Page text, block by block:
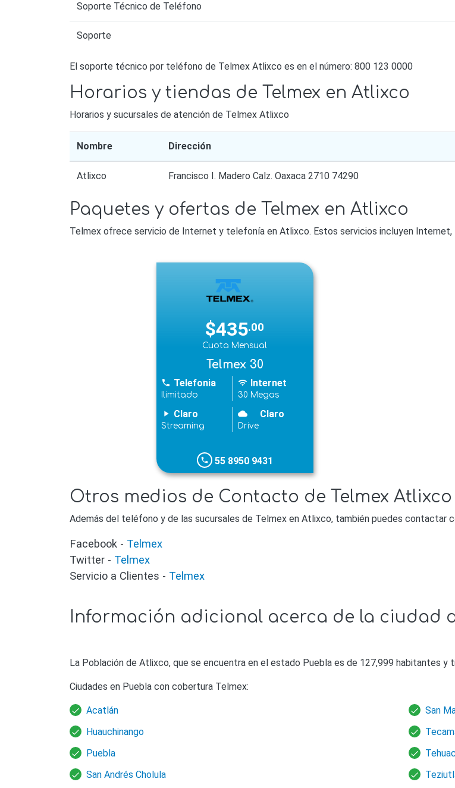
Soporte Técnico de Teléfono
Soporte
El soporte técnico por teléfono de Telmex Atlixco es en el número: 800 123 0000
Horarios y tiendas de Telmex en Atlixco
Horarios y sucursales de atención de Telmex Atlixco
Nombre Dirección
Atlixco Francisco I. Madero Calz. Oaxaca 2710 74290
Paquetes y ofertas de Telmex en Atlixco
Telmex ofrece servicio de Internet y telefonía en Atlixco. Estos servicios incluyen Internet,
$435.00
Cuota Mensual
Telmex 30
phone Telefonia
Ilimitado
wifi Internet
30 Megas
play_arrow Claro
Streaming
cloudy Claro
Drive
phone 55 8950 9431
Otros medios de Contacto de Telmex Atlixco
Además del teléfono y de las sucursales de Telmex en Atlixco, también puedes contactar
Facebook - Telmex
Twitter - Telmex
Servicio a Clientes - Telmex
Información adicional acerca de la ciudad
La Población de Atlixco, que se encuentra en el estado Puebla es de 127,999 habitantes y
Ciudades en Puebla con cobertura Telmex:
Acatlán
Huauchinango
Puebla
San Andrés Cholula
San